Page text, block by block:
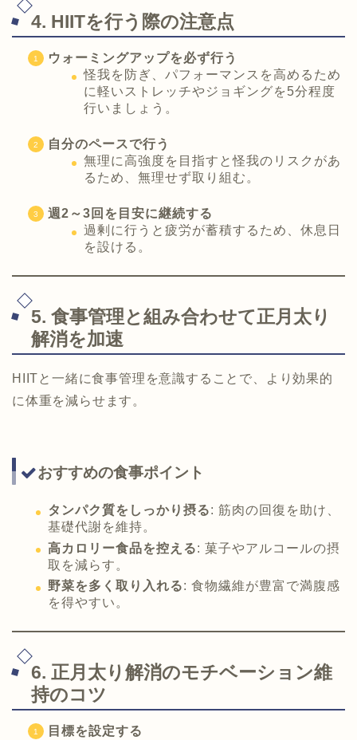
4. HIITを行う際の注意点
ウォーミングアップを必ず行う
怪我を防ぎ、パフォーマンスを高めるため
に軽いストレッチやジョギングを5分程度
行いましょう。
自分のペースで行う
無理に高強度を目指すと怪我のリスクがあ
るため、無理せず取り組む。
週2～3回を目安に継続する
過剰に行うと疲労が蓄積するため、休息日
を設ける。
5. 食事管理と組み合わせて正月太り
解消を加速
HIITと一緒に食事管理を意識することで、より効果的
に体重を減らせます。
おすすめの食事ポイント
タンパク質をしっかり摂る: 筋肉の回復を助け、
基礎代謝を維持。
高カロリー食品を控える: 菓子やアルコールの摂
取を減らす。
野菜を多く取り入れる: 食物繊維が豊富で満腹感
を得やすい。
6. 正月太り解消のモチベーション維
持のコツ
目標を設定する